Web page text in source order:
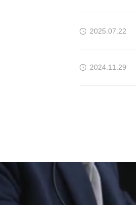
2025.07.22
2024.11.29